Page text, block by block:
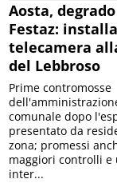
Aosta,
Festaz:
telecamera
del Lebbroso
Prime contromosse
comunale dopo
presentato da
zona; promessi
maggiori controlli e
inter...